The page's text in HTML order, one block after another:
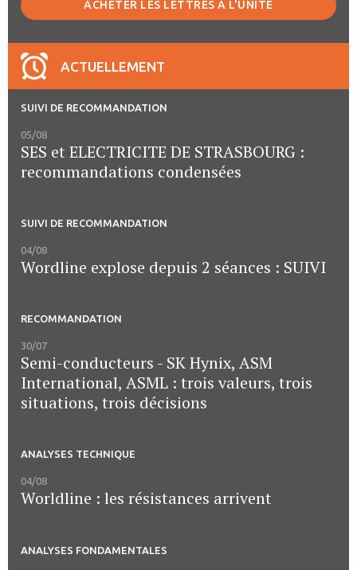
ACHETER LES LETTRES À L'UNITÉ
ACTUELLEMENT
SUIVI DE RECOMMANDATION
05/08
SES et ELECTRICITE DE STRASBOURG :
recommandations condensées
SUIVI DE RECOMMANDATION
04/08
Wordline explose depuis 2 séances : SUIVI
RECOMMANDATION
30/07
Semi-conducteurs - SK Hynix, ASM
International, ASML : trois valeurs, trois
situations, trois décisions
ANALYSES TECHNIQUE
04/08
Worldline : les résistances arrivent
ANALYSES FONDAMENTALES